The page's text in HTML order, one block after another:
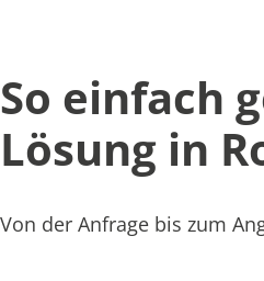
So einfach
Lösung in
Von der Anfrage bis zum